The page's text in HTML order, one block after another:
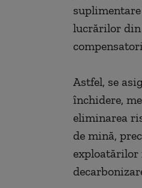
lucrărilor
Astfel, se
închidere,
eliminarea
de mină,
exploatărilor